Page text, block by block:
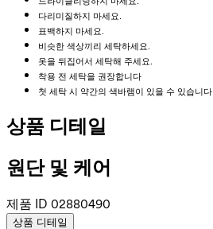
다리미질하지 마세요.
표백하지 마세요.
비슷한 색상끼리 세탁하세요.
옷을 뒤집어서 세탁해 주세요.
착용 전 세탁을 권장합니다
첫 세탁 시 약간의 색바램이 있을 수 있습니다.
상품 디테일
원단 및 케어
제품 ID 02880490
상품 디테일